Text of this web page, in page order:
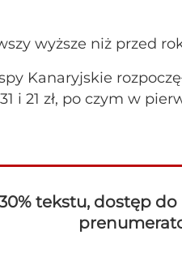
wyższe niż przed
Kanaryjskie
i 21 zł, po czym w
tekstu, dostęp do